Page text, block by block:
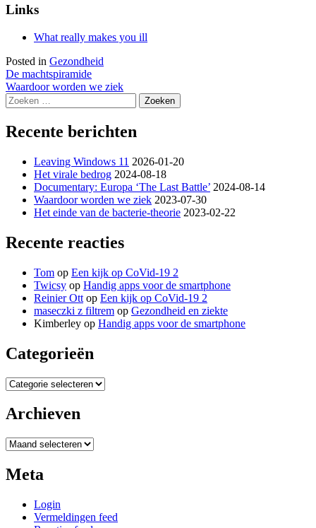
Links
What really makes you ill
Posted in Gezondheid
Bericht
navigatie
De machtspiramide
Waardoor worden we ziek
Zoeken
naar:
Recente berichten
Leaving Windows 11 2026-01-20
Het virale bedrog 2024-08-18
Documentary: Europa ‘The Last Battle’ 2024-08-14
Waardoor worden we ziek 2023-07-30
Het einde van de bacterie-theorie 2023-02-22
Recente reacties
Tom op Een kijk op CoVid-19 2
Twicsy op Handig apps voor de smartphone
Reinier Ott op Een kijk op CoVid-19 2
maseczki z filtrem op Gezondheid en ziekte
Kimberley op Handig apps voor de smartphone
Categorieën
Categorieën
Archieven
Archieven
Meta
Login
Vermeldingen feed